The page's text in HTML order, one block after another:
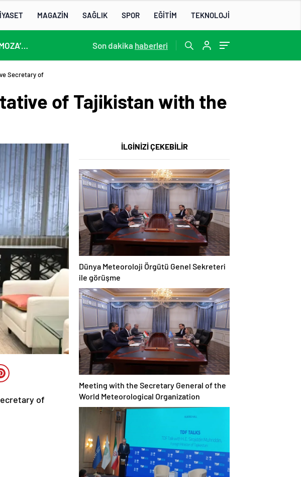
MAGAZİN SAĞLIK SPOR EĞİTİM TEKNOLOJİ
KÜLTÜRLERİN NOTALARLA BULUŞTUĞU YER: MİMOZA’M KAFE’DE DOSTLUK RÜZGARI! 22:07 /
Son dakika haberleri
Secretary of
of Tajikistan with the
of
İLGİNİZİ ÇEKEBİLİR
Dünya Meteoroloji Örgütü Genel Sekreteri
ile görüşme
Meeting with the Secretary General of the
World Meteorological Organization